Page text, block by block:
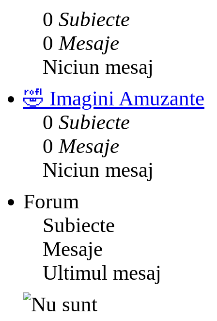
0 Subiecte
0 Mesaje
Niciun mesaj
🤣 Imagini Amuzante
0 Subiecte
0 Mesaje
Niciun mesaj
Forum
Subiecte
Mesaje
Ultimul mesaj